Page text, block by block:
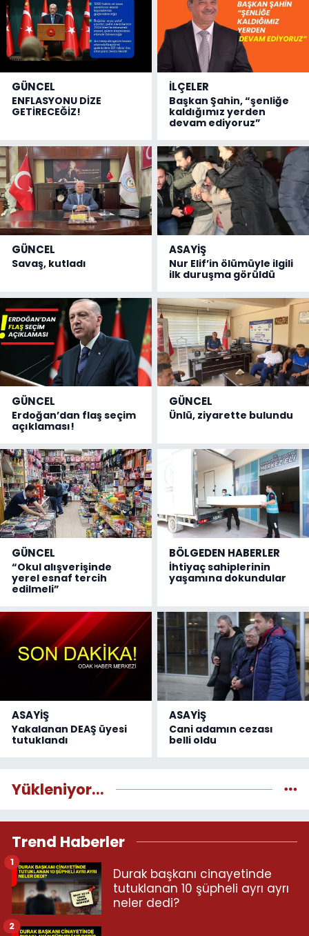
GÜNCEL
ENFLASYONU DİZE
GETİRECEĞİZ!
İLÇELER
Başkan Şahin, “şenliğe
kaldığımız yerden
devam ediyoruz”
GÜNCEL
Savaş, kutladı
ASAYİŞ
Nur Elif’in ölümüyle ilgili
ilk duruşma görüldü
GÜNCEL
Erdoğan’dan flaş seçim
açıklaması!
GÜNCEL
Ünlü, ziyarette bulundu
GÜNCEL
“Okul alışverişinde
yerel esnaf tercih
edilmeli”
BÖLGEDEN HABERLER
İhtiyaç sahiplerinin
yaşamına dokundular
ASAYİŞ
Yakalanan DEAŞ üyesi
tutuklandı
ASAYİŞ
Cani adamın cezası
belli oldu
Yükleniyor...
Trend Haberler
Durak başkanı cinayetinde
tutuklanan 10 şüpheli ayrı ayrı
neler dedi?
1
2